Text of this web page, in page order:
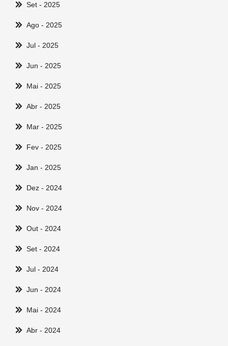
Set - 2025
Ago - 2025
Jul - 2025
Jun - 2025
Mai - 2025
Abr - 2025
Mar - 2025
Fev - 2025
Jan - 2025
Dez - 2024
Nov - 2024
Out - 2024
Set - 2024
Jul - 2024
Jun - 2024
Mai - 2024
Abr - 2024